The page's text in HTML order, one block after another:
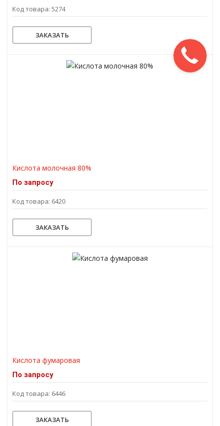
Код товара: 5274
ЗАКАЗАТЬ
Кислота молочная 80%
По запросу
Код товара: 6420
ЗАКАЗАТЬ
Кислота фумаровая
По запросу
Код товара: 6446
ЗАКАЗАТЬ